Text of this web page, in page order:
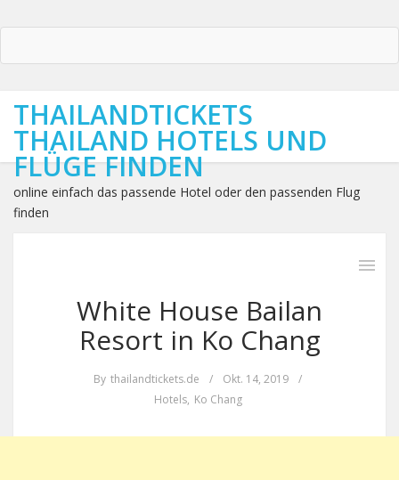
THAILANDTICKETS
THAILAND HOTELS UND
FLÜGE FINDEN
online einfach das passende Hotel oder den passenden Flug
finden
White House Bailan
Resort in Ko Chang
By thailandtickets.de / Okt. 14, 2019
/
Hotels, Ko Chang